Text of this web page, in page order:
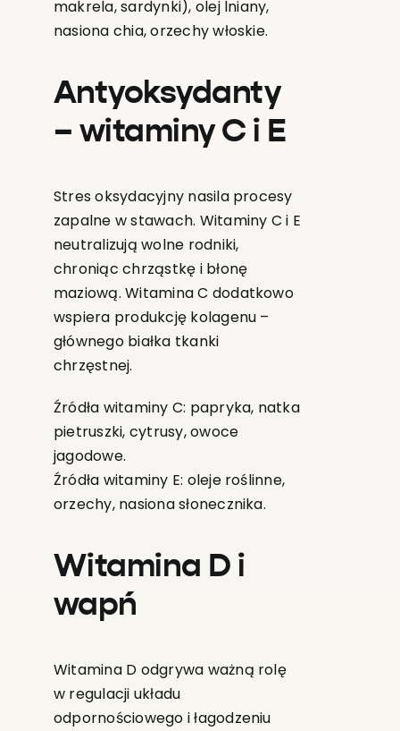
makrela, sardynki), olej lniany,
nasiona chia, orzechy włoskie.
Antyoksydanty
– witaminy C i E
Stres oksydacyjny nasila procesy
zapalne w stawach. Witaminy C i E
neutralizują wolne rodniki,
chroniąc chrząstkę i błonę
maziową. Witamina C dodatkowo
wspiera produkcję kolagenu –
głównego białka tkanki
chrzęstnej.
Źródła witaminy C: papryka, natka
pietruszki, cytrusy, owoce
jagodowe.
Źródła witaminy E: oleje roślinne,
orzechy, nasiona słonecznika.
Witamina D i
wapń
Witamina D odgrywa ważną rolę
w regulacji układu
odpornościowego i łagodzeniu